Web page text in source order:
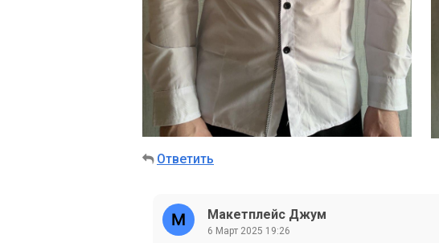
Ответить
Макетплейс Джум
6 Март 2025 19:26